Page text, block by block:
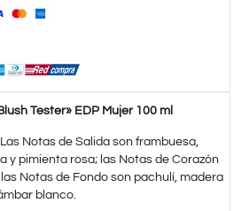
Tester» EDP Mujer 100 ml
Notas de Salida son frambuesa,
y pimienta rosa; las Notas de Corazón
Notas de Fondo son pachulí, madera
blanco.